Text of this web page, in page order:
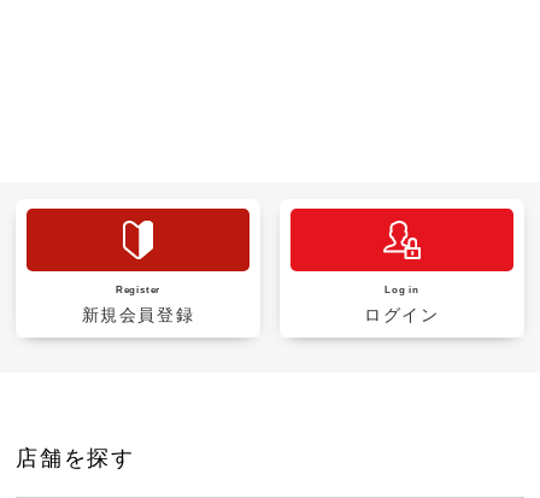
Register
新規会員登録
Log in
ログイン
店舗を探す